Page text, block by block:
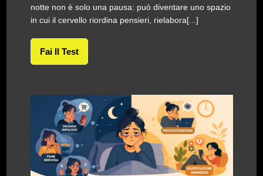
notte non è solo una pausa: può diventare uno spazio
in cui il cervello riordina pensieri, rielabora[...]
Fai Il Test